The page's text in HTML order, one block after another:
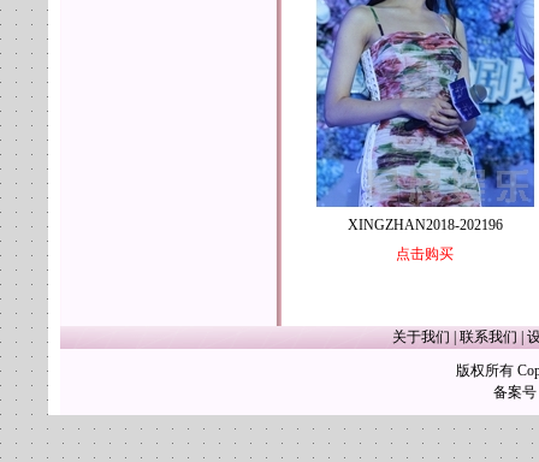
XINGZHAN2018-202196
点击购买
关于我们 联系我们
版权所有
备案号